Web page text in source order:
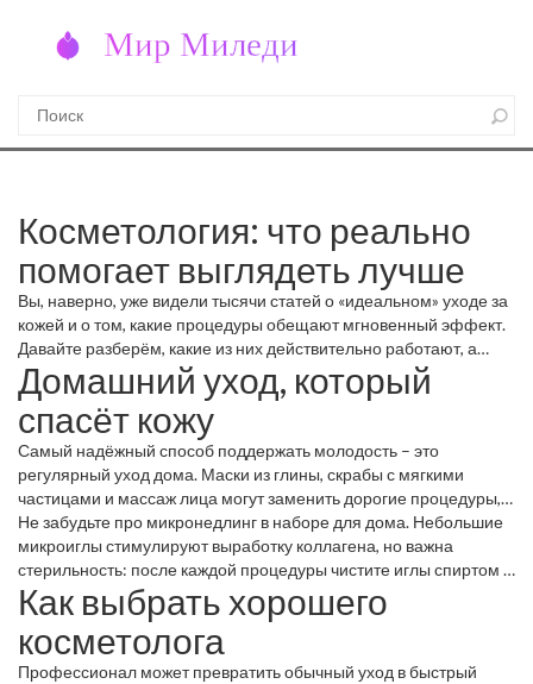
Косметология: что реально
помогает выглядеть лучше
Вы, наверно, уже видели тысячи статей о «идеальном» уходе за
кожей и о том, какие процедуры обещают мгновенный эффект.
Давайте разберём, какие из них действительно работают, а
какие – лишь громкая реклама.
Домашний уход, который
спасёт кожу
Самый надёжный способ поддержать молодость – это
регулярный уход дома. Маски из глины, скрабы с мягкими
частицами и массаж лица могут заменить дорогие процедуры,
если их делать правильно. Например, скраб из кокосового
масла и сахара удаляет мёртвые клетки, а маска с глиной и
салициловой кислотой успокаивает жирную кожу и уменьшает
воспаления.
Не забудьте про микронедлинг в наборе для дома. Небольшие
микроиглы стимулируют выработку коллагена, но важна
стерильность: после каждой процедуры чистите иглы спиртом и
меняйте их раз в месяц.
Как выбрать хорошего
косметолога
Профессионал может превратить обычный уход в быстрый